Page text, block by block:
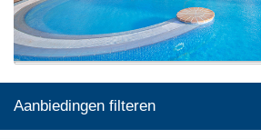
Aanbiedingen filteren